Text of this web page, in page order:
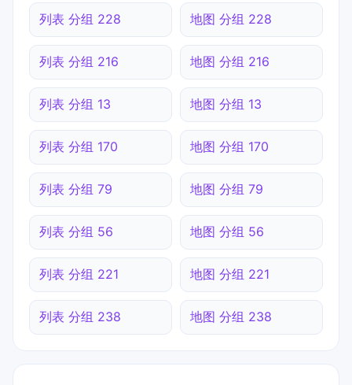
列表 分组 228 地图 分组 228
列表 分组 216 地图 分组 216
列表 分组 13 地图 分组 13
列表 分组 170 地图 分组 170
列表 分组 79 地图 分组 79
列表 分组 56 地图 分组 56
列表 分组 221 地图 分组 221
列表 分组 238 地图 分组 238